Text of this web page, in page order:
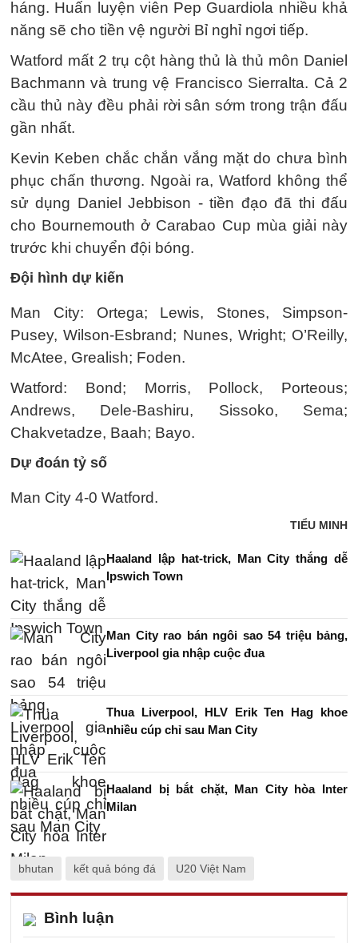
háng. Huấn luyện viên Pep Guardiola nhiều khả
năng sẽ cho tiền vệ người Bỉ nghỉ ngơi tiếp.
Watford mất 2 trụ cột hàng thủ là thủ môn Daniel
Bachmann và trung vệ Francisco Sierralta. Cả 2
cầu thủ này đều phải rời sân sớm trong trận đấu
gần nhất.
Kevin Keben chắc chắn vắng mặt do chưa bình
phục chấn thương. Ngoài ra, Watford không thể
sử dụng Daniel Jebbison - tiền đạo đã thi đấu
cho Bournemouth ở Carabao Cup mùa giải này
trước khi chuyển đội bóng.
Đội hình dự kiến
Man City: Ortega; Lewis, Stones, Simpson-
Pusey, Wilson-Esbrand; Nunes, Wright; O’Reilly,
McAtee, Grealish; Foden.
Watford: Bond; Morris, Pollock, Porteous;
Andrews, Dele-Bashiru, Sissoko, Sema;
Chakvetadze, Baah; Bayo.
Dự đoán tỷ số
Man City 4-0 Watford.
TIỂU MINH
Haaland lập hat-trick, Man City thắng dễ
Ipswich Town
Man City rao bán ngôi sao 54 triệu bảng,
Liverpool gia nhập cuộc đua
Thua Liverpool, HLV Erik Ten Hag khoe
nhiều cúp chỉ sau Man City
Haaland bị bắt chặt, Man City hòa Inter
Milan
bhutan kết quả bóng đá U20 Việt Nam
Bình luận